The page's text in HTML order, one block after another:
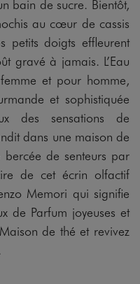
bain de sucre. Bientôt,
au cœur de cassis
petits doigts effleurent
gravé à jamais. L’Eau
et pour homme,
et sophistiquée
des sensations de
dans une maison de
de senteurs par
de cet écrin olfactif
Memori qui signifie
de Parfum joyeuses et
de thé et revivez